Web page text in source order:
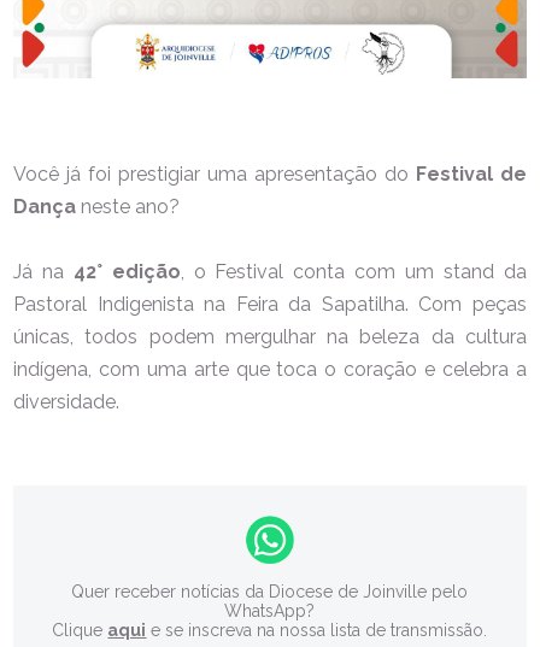
Você já foi prestigiar uma apresentação do Festival de
Dança neste ano?
Já na 42° edição, o Festival conta com um stand da
Pastoral Indigenista na Feira da Sapatilha. Com peças
únicas, todos podem mergulhar na beleza da cultura
indígena, com uma arte que toca o coração e celebra a
diversidade.
Quer receber notícias da Diocese de Joinville pelo
WhatsApp?
Clique aqui e se inscreva na nossa lista de transmissão.